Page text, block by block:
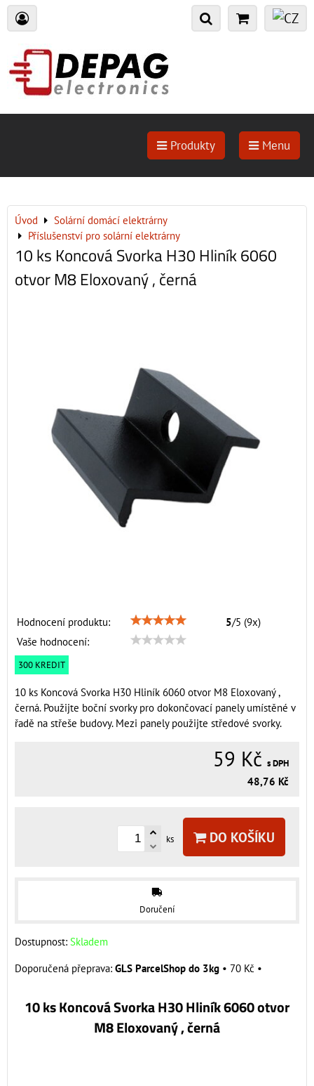
Produkty Menu
Úvod
Solární domácí elektrárny
Příslušenství pro solární elektrárny
10 ks Koncová Svorka H30 Hliník 6060
otvor M8 Eloxovaný , černá
Hodnocení produktu: 5/5 (9x)
Vaše hodnocení:
300 KREDIT
10 ks Koncová Svorka H30 Hliník 6060 otvor M8 Eloxovaný ,
černá. Použijte boční svorky pro dokončovací panely umístěné v
řadě na střeše budovy. Mezi panely použijte středové svorky.
59 Kč s DPH
48,76 Kč
ks DO KOŠÍKU
Doručení
Dostupnost: Skladem
GLS ParcelShop do 3kg • 70 Kč •
10 ks Koncová Svorka H30 Hliník 6060 otvor
M8 Eloxovaný , černá